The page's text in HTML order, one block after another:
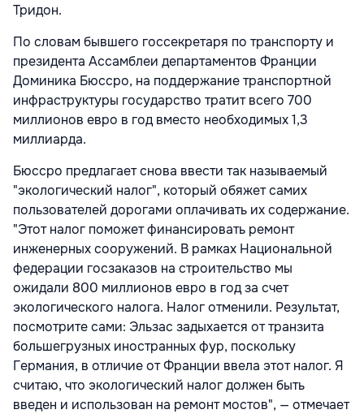
Тридон.
По словам бывшего госсекретаря по транспорту и
президента Ассамблеи департаментов Франции
Доминика Бюссро, на поддержание транспортной
инфраструктуры государство тратит всего 700
миллионов евро в год вместо необходимых 1,3
миллиарда.
Бюссро предлагает снова ввести так называемый
"экологический налог", который обяжет самих
пользователей дорогами оплачивать их содержание.
"Этот налог поможет финансировать ремонт
инженерных сооружений. В рамках Национальной
федерации госзаказов на строительство мы
ожидали 800 миллионов евро в год за счет
экологического налога. Налог отменили. Результат,
посмотрите сами: Эльзас задыхается от транзита
большегрузных иностранных фур, поскольку
Германия, в отличие от Франции ввела этот налог. Я
считаю, что экологический налог должен быть
введен и использован на ремонт мостов", — отмечает